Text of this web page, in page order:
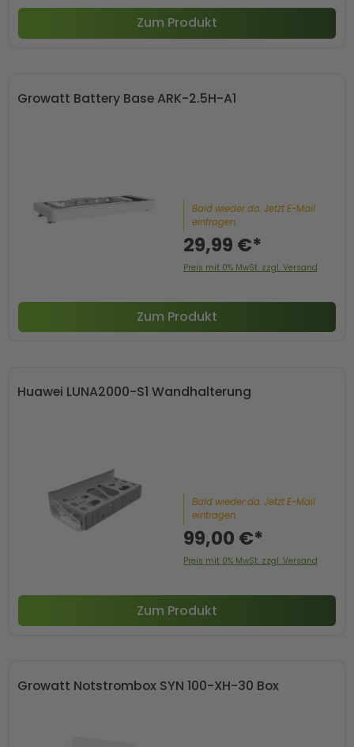
Zum Produkt
Growatt Battery Base ARK-2.5H-A1
Bald wieder da. Jetzt E-Mail
eintragen.
29,99 €*
Preis mit 0% MwSt. zzgl. Versand
Zum Produkt
Huawei LUNA2000-S1 Wandhalterung
Bald wieder da. Jetzt E-Mail
eintragen.
99,00 €*
Preis mit 0% MwSt. zzgl. Versand
Zum Produkt
Growatt Notstrombox SYN 100-XH-30 Box